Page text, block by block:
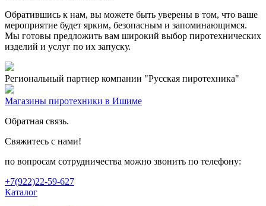
Обратившись к нам, вы можете быть уверены в том, что ваше
мероприятие будет ярким, безопасным и запоминающимся.
Мы готовы предложить вам широкий выбор пиротехнических
изделий и услуг по их запуску.
Региональный партнер компании "Русская пиротехника"
Магазины пиротехники в Ишиме
Обратная связь.
Свяжитесь с нами!
по вопросам сотрудничества можно звонить по телефону:
+7(922)22-59-627
Каталог